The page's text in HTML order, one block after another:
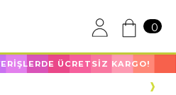
0
ÜCRETSİZ KARGO!